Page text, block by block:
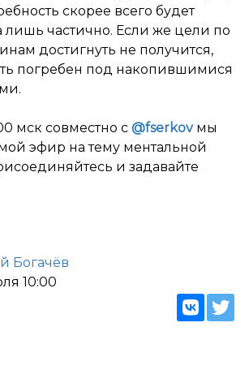
скорее всего будет
лишь частично. Если же цели по
достигнуть не получится,
погребен под накопившимися
мск совместно с @fserkovмы
эфир на тему ментальной
и задавайте
Богачёв
10:00